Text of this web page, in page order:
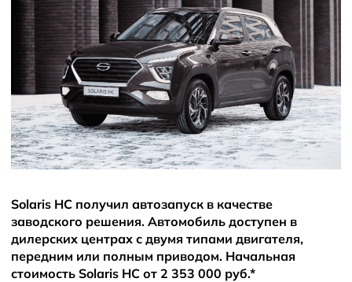
Новости
Solaris HC получил автозапуск в качестве
заводского решения. Автомобиль доступен в
дилерских центрах с двумя типами двигателя,
передним или полным приводом. Начальная
стоимость Solaris HC от 2 353 000 руб.*